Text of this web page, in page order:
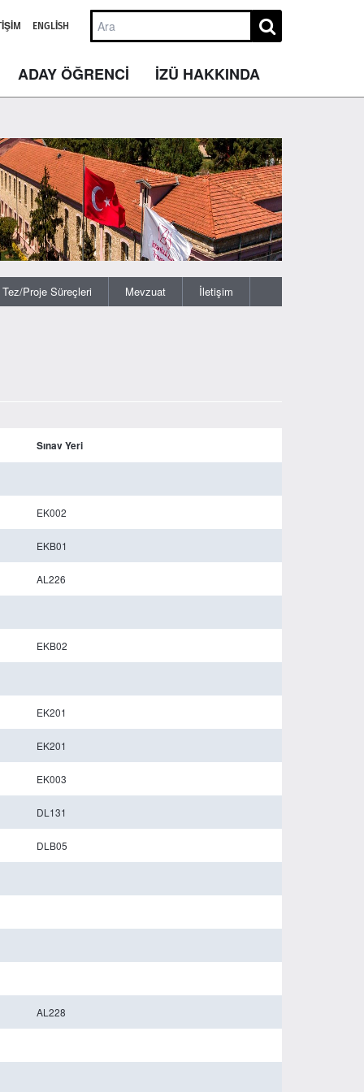
ENGLISH
ADAY ÖĞRENCİ İZÜ HAKKINDA
Tez/Proje Süreçleri Mevzuat İletişim
Sınav Yeri
EK002
EKB01
AL226
EKB02
EK201
EK201
EK003
DL131
DLB05
AL228